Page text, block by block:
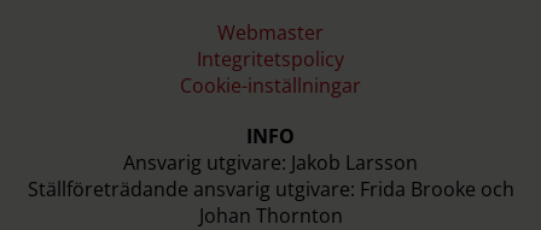
Webmaster
Integritetspolicy
Cookie-inställningar
INFO
Ansvarig utgivare: Jakob Larsson
Ställföreträdande ansvarig utgivare: Frida Brooke och
Johan Thornton